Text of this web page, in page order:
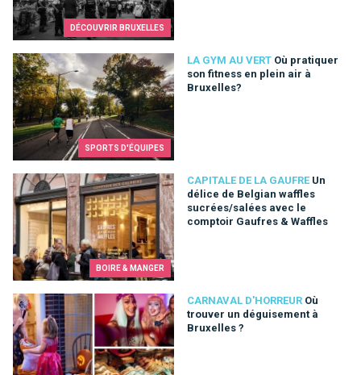
DÉCOUVRIR BRUXELLES
SPORTS D'ÉQUIPES
LA GYM AU VERT Où pratiquer
son fitness en plein air à
Bruxelles?
Où pratiquer son fitness en plein air à Bruxelles?
BOIRE & MANGER
CAPITALE DE LA GAUFRE Un
délice de Belgian waffles
sucrées/salées avec le
comptoir Gaufres & Waffles
Un délice de Belgian waffles sucrées/salées avec le
CARNAVAL D'HORREUR Où
trouver un déguisement à
Bruxelles ?
Où trouver un déguisement à Bruxelles ?